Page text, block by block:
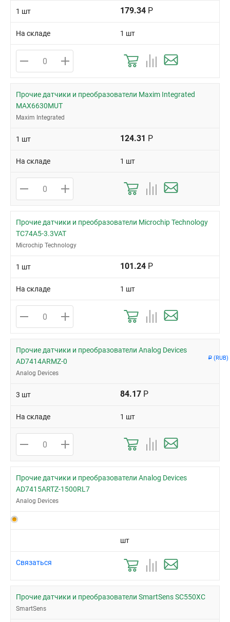
Р (RUB)
1 шт 179.34 Р
На складе 1 шт
Прочие датчики и преобразователи Maxim Integrated
MAX6630MUT
Maxim Integrated
1 шт 124.31 Р
На складе 1 шт
Прочие датчики и преобразователи Microchip Technology
TC74A5-3.3VAT
Microchip Technology
1 шт 101.24 Р
На складе 1 шт
Прочие датчики и преобразователи Analog Devices
AD7414ARMZ-0
Analog Devices
3 шт 84.17 Р
На складе 1 шт
Прочие датчики и преобразователи Analog Devices
AD7415ARTZ-1500RL7
Analog Devices
шт
Связаться
Прочие датчики и преобразователи SmartSens SC550XC
SmartSens